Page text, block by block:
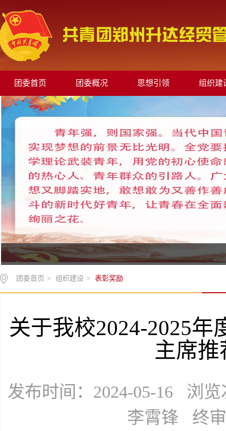
团委首页 团委概况 思想引领 组织建
团委首页 > 组织建设 > 表彰奖励
关于我校2024-2025
主席
发布时间：2024-05-16 浏览
李霄锋 终